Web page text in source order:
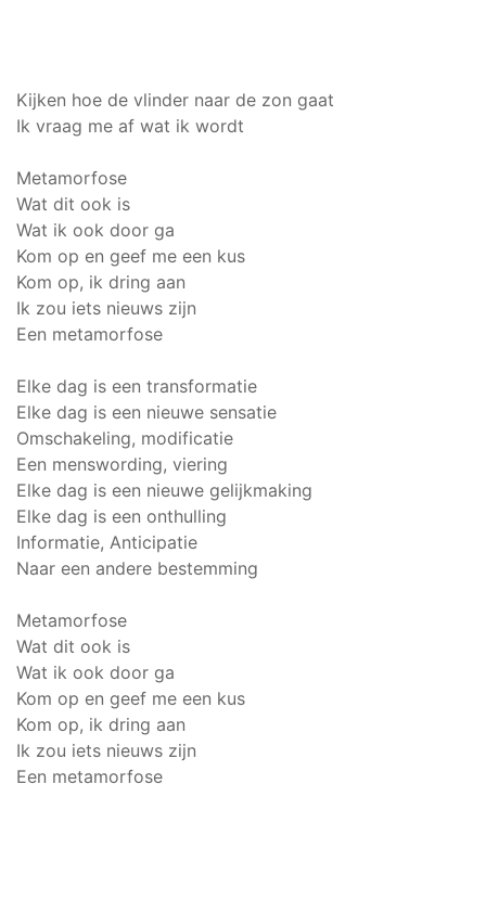
Kijken hoe de vlinder naar de zon gaat
Ik vraag me af wat ik wordt
Metamorfose
Wat dit ook is
Wat ik ook door ga
Kom op en geef me een kus
Kom op, ik dring aan
Ik zou iets nieuws zijn
Een metamorfose
Elke dag is een transformatie
Elke dag is een nieuwe sensatie
Omschakeling, modificatie
Een menswording, viering
Elke dag is een nieuwe gelijkmaking
Elke dag is een onthulling
Informatie, Anticipatie
Naar een andere bestemming
Metamorfose
Wat dit ook is
Wat ik ook door ga
Kom op en geef me een kus
Kom op, ik dring aan
Ik zou iets nieuws zijn
Een metamorfose